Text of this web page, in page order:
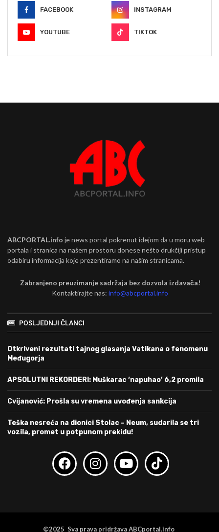
FACEBOOK INSTAGRAM
YOUTUBE TIKTOK
ABCPORTAL.info je news portal pokrenut idejom da u moru web
portala i stranica na našem prostoru donese nešto drukčiji pristup
odabiru informacija koje prezentiramo na našim stranicama.
Zabranjeno preuzimanje sadržaja bez dozvola izdavača!
Kontaktirajte nas:info@abcportal.info
POSLJEDNJI ČLANCI
Otkriveni rezultati tajnog glasanja Vatikana o fenomenu
Međugorja
APSOLUTNI REKORDERI: Muškarac ‘napuhao’ 6,2 promila
Cvijanović: Prošla su vremena uvođenja sankcija
Teška nesreća na dionici Stolac – Neum, sudarila se tri
vozila, promet u potpunom prekidu!
©2025 Sva prava pridržava ABCportal.info